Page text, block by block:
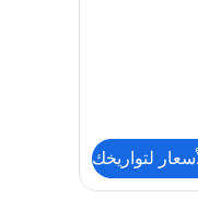
لتواريخك